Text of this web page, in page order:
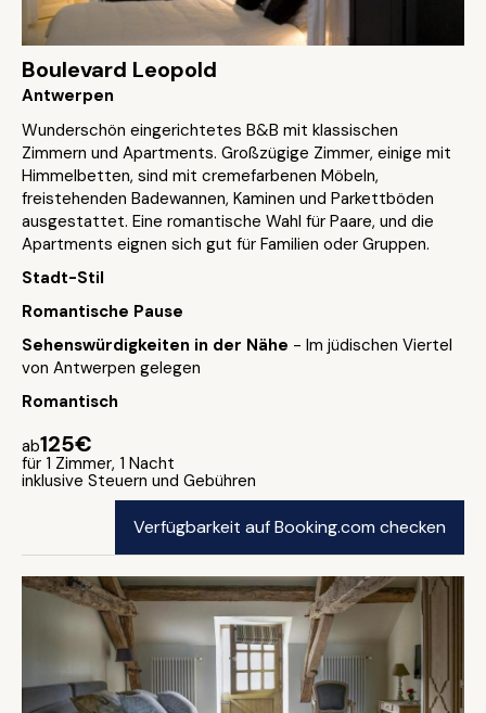
Boulevard Leopold
Antwerpen
Wunderschön eingerichtetes B&B mit klassischen
Zimmern und Apartments. Großzügige Zimmer, einige mit
Himmelbetten, sind mit cremefarbenen Möbeln,
freistehenden Badewannen, Kaminen und Parkettböden
ausgestattet. Eine romantische Wahl für Paare, und die
Apartments eignen sich gut für Familien oder Gruppen.
Stadt-Stil
Romantische Pause
Sehenswürdigkeiten in der Nähe - Im jüdischen Viertel
von Antwerpen gelegen
Romantisch
ab125€
für 1 Zimmer, 1 Nacht
inklusive Steuern und Gebühren
Verfügbarkeit auf Booking.com checken